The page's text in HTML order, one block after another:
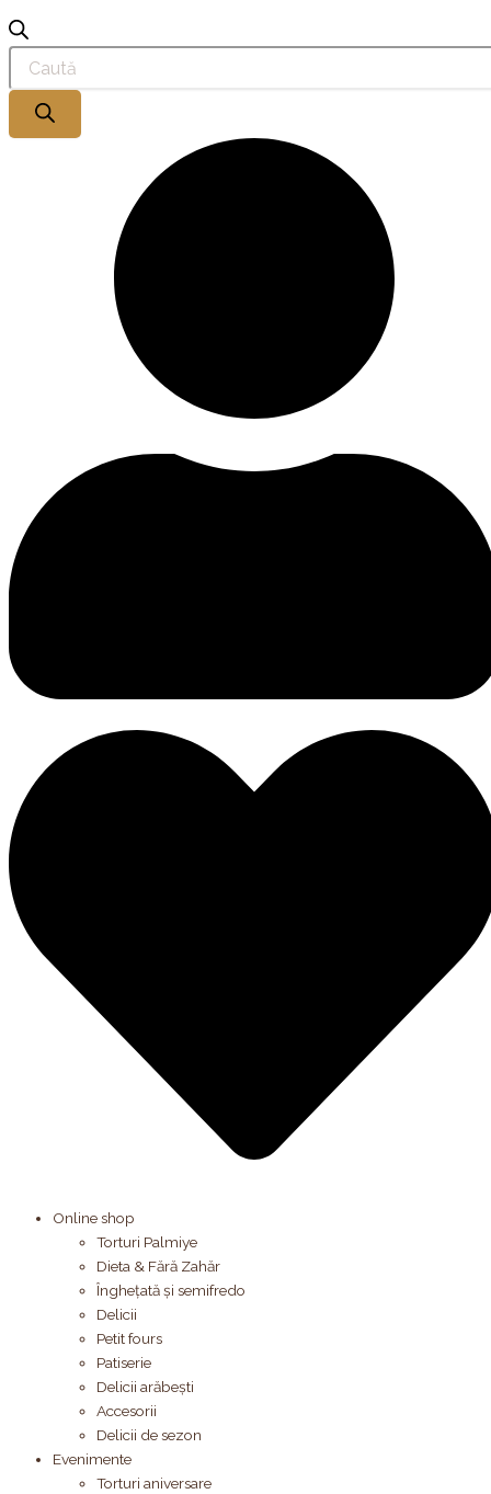
Online shop
Torturi Palmiye
Dieta & Fără Zahăr
Înghețată și semifredo
Delicii
Petit fours
Patiserie
Delicii arăbești
Accesorii
Delicii de sezon
Evenimente
Torturi aniversare